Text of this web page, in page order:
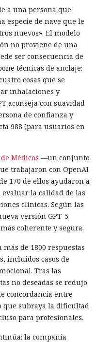
a una persona que
especie de nave que le
nuevos». El modelo
no proviene de una
ser consecuencia de
técnicas de anclaje:
cosas que se
inhalaciones y
aconseja con suavidad
de confianza y
988 (para usuarios en
Médicos —un conjunto
trabajaron con OpenAI
170 de ellos ayudaron a
la calidad de las
clínicas. Según las
versión GPT-5
coherente y segura.
de 1800 respuestas
incluidos casos de
Tras las
no deseadas se redujo
concordancia entre
que subraya la dificultad
para profesionales.
la compañía